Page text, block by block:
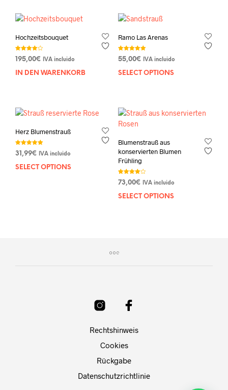
Hochzeitsbouquet
Bewertet
mit
von 5
195,00€ IVA incluido
IN DEN WARENKORB
Ramo Las Arenas
Bewertet mit
5.00
55,00€ IVA incluido
SELECT OPTIONS
Herz Blumenstrauß
Bewertet mit
5.00
31,99€ IVA incluido
SELECT OPTIONS
Blumenstrauß aus
konservierten Blumen
Frühling
Bewertet
mit
von 5
73,00€ IVA incluido
SELECT OPTIONS
Rechtshinweis
Cookies
Rückgabe
Datenschutzrichtlinie